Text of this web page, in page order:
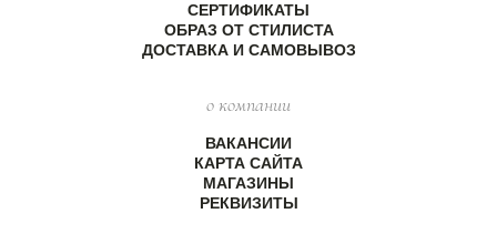
СЕРТИФИКАТЫ
ОБРАЗ ОТ СТИЛИСТА
ДОСТАВКА И САМОВЫВОЗ
о компании
ВАКАНСИИ
КАРТА САЙТА
МАГАЗИНЫ
РЕКВИЗИТЫ